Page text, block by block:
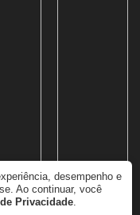
desempenho e
Ao continuar, você
Privacidade.